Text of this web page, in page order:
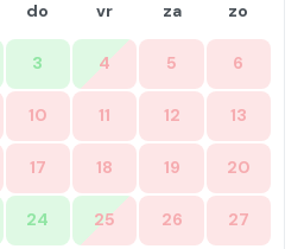
do vr za zo
3 4 5 6
10 11 12 13
17 18 19 20
24 25 26 27